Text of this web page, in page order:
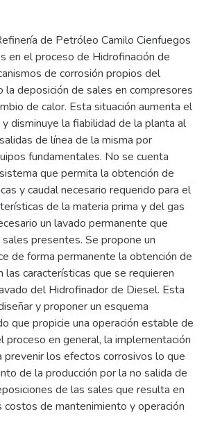
de Petróleo Camilo Cienfuegos
en el proceso de Hidrofinación de
de corrosión propios del
la deposición de sales en compresores
de calor. Esta situación aumenta el
disminuye la fiabilidad de la planta al
de línea de la misma por
fundamentales. No se cuenta
que permita la obtención de
y caudal necesario requerido para el
de la materia prima y del gas
un lavado permanente que
presentes. Se propone un
de forma permanente la obtención de
las características que se requieren
del Hidrofinador de Diesel. Esta
y proponer un esquema
que propicie una operación estable de
proceso en general, la implementación
prevenir los efectos corrosivos lo que
de la producción por la no salida de
de las sales que resulta en
costos de mantenimiento y operación